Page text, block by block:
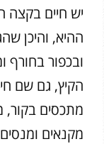
יש חיים
ההיא, והיכן
ובכפור בחורף
הקיץ, גם שם
מתכסים בקור,
מקנאים